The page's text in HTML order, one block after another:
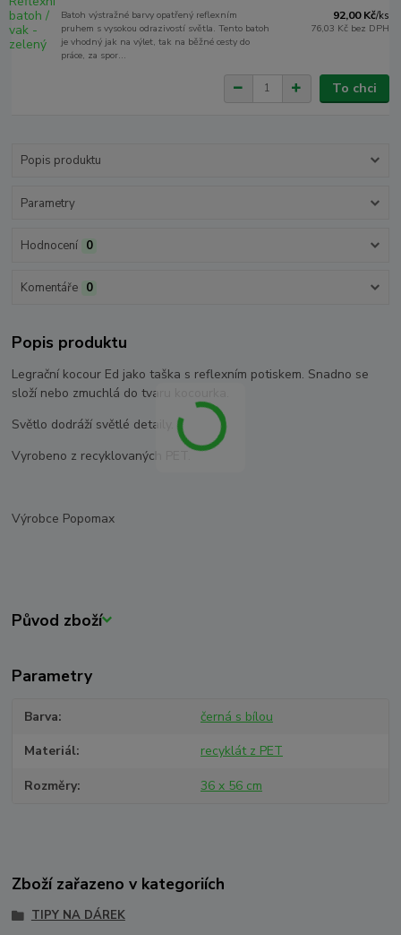
Batoh výstražné barvy opatřený reflexním
pruhem s vysokou odrazivostí světla. Tento batoh
je vhodný jak na výlet, tak na běžné cesty do
práce, za spor...
92,00 Kč/ks
76,03 Kč bez DPH
To chci
Popis produktu
Parametry
Hodnocení 0
Komentáře 0
Popis produktu
Legrační kocour Ed jako taška s reflexním potiskem. Snadno se
složí nebo zmuchlá do tvaru kocourka.
Světlo dodráží světlé detaily.
Vyrobeno z recyklovaných PET.
Výrobce Popomax
Původ zboží
Parametry
Barva černá s bílou
Materiál recyklát z PET
Rozměry 36 x 56 cm
Zboží zařazeno v kategoriích
TIPY NA DÁREK